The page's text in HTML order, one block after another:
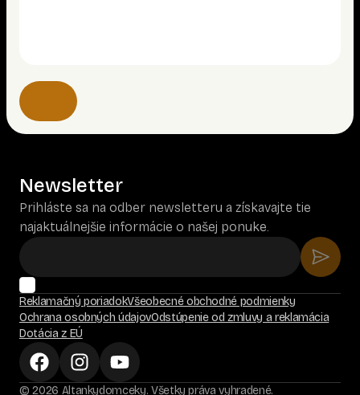
Newsletter
Prihláste sa na odber newsletteru a získavajte tie
najaktuálnejšie informácie o našej ponuke.
Reklamačný poriadokVšeobecné obchodné podmienky
Ochrana osobných údajovOdstúpenie od zmluvy a reklamácia
Dotácia z EÚ
© 2026 Altankydomceky. Všetky práva vyhradené.